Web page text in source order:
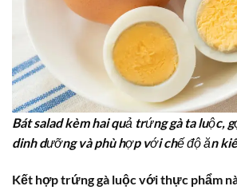
Bát salad kèm hai quả trứng gà ta luộc,
dinh dưỡng và phù hợp với chế độ ăn
Kết hợp trứng gà luộc với thực phẩm